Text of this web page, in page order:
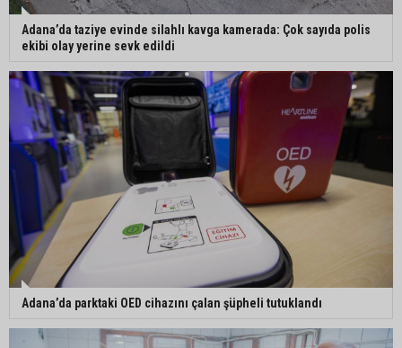
Adana’da taziye evinde silahlı kavga kamerada: Çok sayıda polis
ekibi olay yerine sevk edildi
Adana’da parktaki OED cihazını çalan şüpheli tutuklandı